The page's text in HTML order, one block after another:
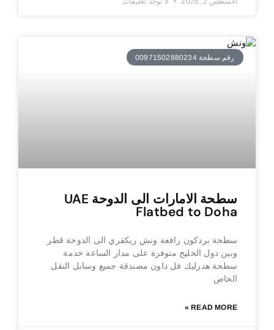
رقم سطحة 00971502880234
سطحة الامارات الى الدوحة UAE
Flatbed to Doha
سطحة بردكون رافعة ونش ريكفري الى الدوحة قطر
وبين دول الخليج متوفرة على مدار الساعة خدمة
سطحة هدرليك فل داون مصندقة جميع وساىل النقل
الخاص
READ MORE »